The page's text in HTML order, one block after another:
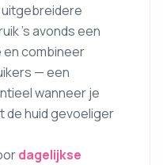
’s avonds een
combineer
— een
wanneer je
de huid gevoeliger
dagelijkse